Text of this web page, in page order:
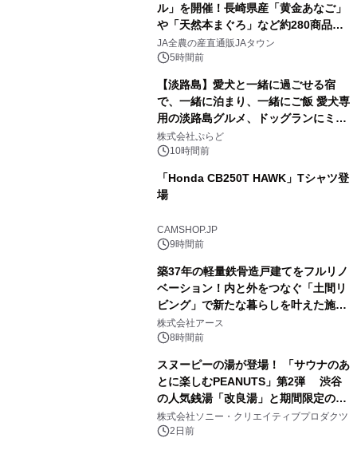
ル」を開催！長崎県産「黄金あなご」
や「天然本まぐろ」など約280商品を
販売！～毎月１０日の定例企画～
JA全農の産直通販JAタウン
5時間前
【淡路島】愛犬と一緒に過ごせる宿
で、一緒に泊まり、一緒にご飯 愛犬専
用の淡路島グルメ、ドッグランにミニ
プール グランピングとトレーラーハウ
スの2施設で
株式会社ぷらど
10時間前
「Honda CB250T HAWK」Tシャツ登
場
CAMSHOP.JP
9時間前
築37年の軽量鉄骨造戸建てをフルリノ
ベーション！内と外をつなぐ「土間リ
ビング」で新たな暮らしを叶えた施工
事例を株式会社アースが公開
株式会社アース
8時間前
スヌーピーの湯が登場！ 「サウナのあ
とに楽しむPEANUTS」第2弾 渋谷
の人気銭湯「改良湯」と期間限定のコ
ラボレーション サウナイキタイコラ
ボグッズも発売決定！
株式会社ソニー・クリエイティブプロダクツ
2日前